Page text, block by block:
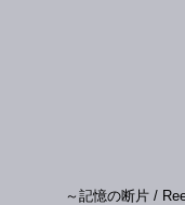
～記憶の断片 /